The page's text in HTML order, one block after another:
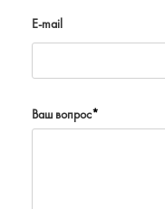
E-mail
Ваш вопрос*